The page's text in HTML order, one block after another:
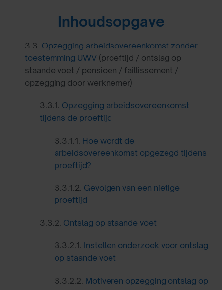
Inhoudsopgave
3.3. Opzegging arbeidsovereenkomst zonder
toestemming UWV (proeftijd / ontslag op
staande voet / pensioen / faillissement /
opzegging door werknemer)
3.3.1. Opzegging arbeidsovereenkomst
tijdens de proeftijd
3.3.1.1. Hoe wordt de
arbeidsovereenkomst opgezegd tijdens
proeftijd?
3.3.1.2. Gevolgen van een nietige
proeftijd
3.3.2. Ontslag op staande voet
3.3.2.1. Instellen onderzoek voor ontslag
op staande voet
3.3.2.2. Motiveren opzegging ontslag op